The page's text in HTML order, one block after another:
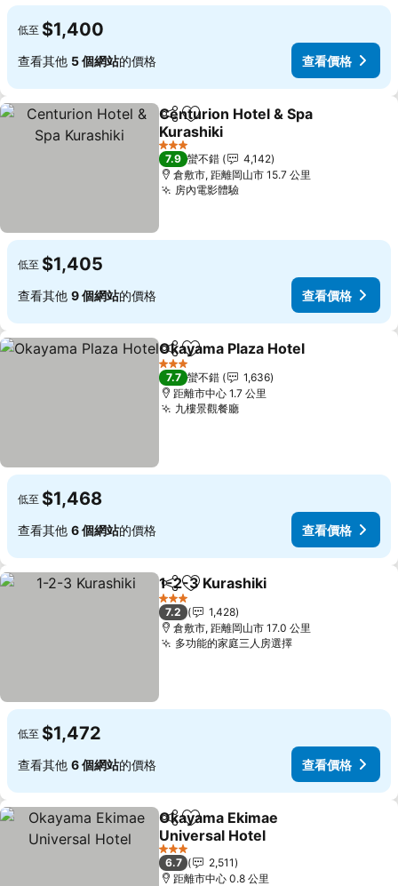
低至 $1,400
查看其他 5 個網站的價格 查看價格
分享 加入我的最愛
Centurion Hotel & Spa
Kurashiki
查看價格
3 星級
7.9 蠻不錯
4,142
倉敷市, 距離岡山市 15.7 公里
房內電影體驗查看價格
低至 $1,405
查看其他 9 個網站的價格 查看價格
分享 加入我的最愛
Okayama Plaza Hotel
3 星級
7.7 蠻不錯
1,636
距離市中心 1.7 公里
九樓景觀餐廳查看價格
低至 $1,468
查看其他 6 個網站的價格 查看價格
分享 加入我的最愛
1-2-3 Kurashiki
3 星級
7.2
1,428
倉敷市, 距離岡山市 17.0 公里
多功能的家庭三人房選擇查看價格
低至 $1,472
查看其他 6 個網站的價格 查看價格
分享 加入我的最愛
Okayama Ekimae
Universal Hotel
查看價格
3 星級
6.7
2,511
距離市中心 0.8 公里